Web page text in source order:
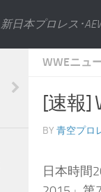
新日本プロレス･
WWEニュ
[速報]
BY 青空プロ
日本時間